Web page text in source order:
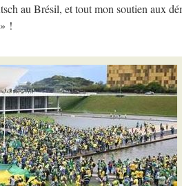
au Brésil, et tout mon soutien aux
!